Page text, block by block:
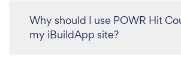
Why should I use POWR Hit
my iBuildApp site?